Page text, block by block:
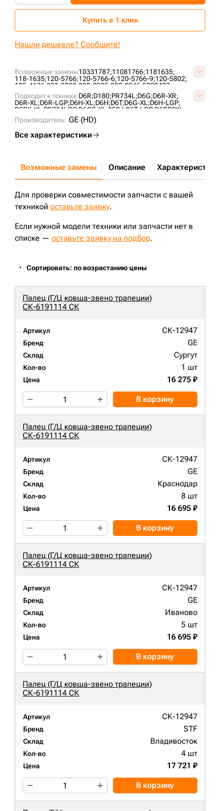
Возможные замены10331787;11081766;1181635;
118-1635;120-5766;120-5766-6;120-5766-9;120-5802;
125-4176;231-3088;288-0935;288-0946;5802407;
6T0727;
76090855;7T4107;AT322778;
B01060L0M00;CR4298;CR5478;CR6089;UG189C4T;
VB0106L0;VCR6089V;
Подходит к технике:D6R;D180;PR734L;D6G;D6R-XR;
D6R-XL;D6R-LGP;D6H-XL;D6H;D6T;D6G-XL;D6H-LGP;
D6RII-XL;PR734LGP;D6G2-XL;850J;D6T-LGP;D6RDSIII;
PR732L;
CASE2050M;
Производитель: GE (HD)
Все характеристики
Купить в 1 клик
Нашли дешевле? Сообщите!
Возможные замены Описание Характеристики
Для проверки совместимости запчасти с вашей
техникой оставьте заявку.
Если нужной модели техники или запчасти нет в
списке — оставьте заявку на подбор.
Сортировать: по возрастанию цены
Палец (Г/Ц ковша-звено трапеции)
СК-6191114 СК
Артикул СК-12947
Бренд GE
Склад Сургут
Кол-во 1 шт
Цена 16 275 ₽
В корзину
Палец (Г/Ц ковша-звено трапеции)
СК-6191114 СК
Артикул СК-12947
Бренд GE
Склад Краснодар
Кол-во 8 шт
Цена 16 695 ₽
В корзину
Палец (Г/Ц ковша-звено трапеции)
СК-6191114 СК
Артикул СК-12947
Бренд GE
Склад Иваново
Кол-во 5 шт
Цена 16 695 ₽
В корзину
Палец (Г/Ц ковша-звено трапеции)
СК-6191114 СК
Артикул СК-12947
Бренд STF
Склад Владивосток
Кол-во 4 шт
Цена 17 721 ₽
В корзину